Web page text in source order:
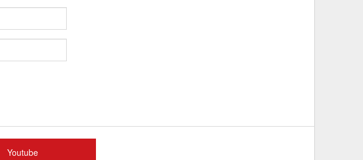
Youtube